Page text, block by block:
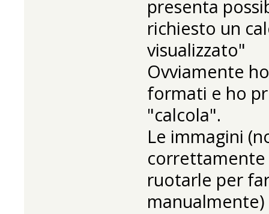
presenta
richiesto un
visualizzato"
Ovviamente
formati e ho
"calcola".
Le immagini
ruotarle per
manualmente)